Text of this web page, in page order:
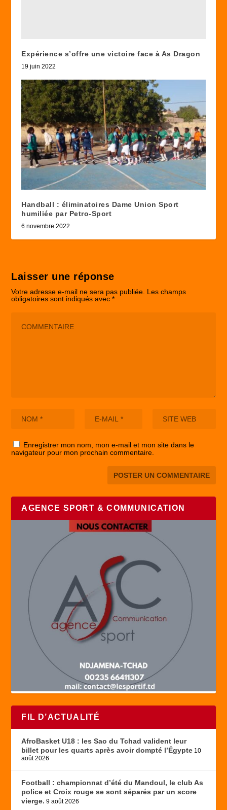
Expérience s’offre une victoire face à As Dragon
19 juin 2022
Handball : éliminatoires Dame Union Sport
humiliée par Petro-Sport
6 novembre 2022
Laisser une réponse
Votre adresse e-mail ne sera pas publiée. Les champs
obligatoires sont indiqués avec*
Enregistrer mon nom, mon e-mail et mon site dans le
navigateur pour mon prochain commentaire.
AGENCE SPORT & COMMUNICATION
FIL D’ACTUALITÉ
AfroBasket U18 : les Sao du Tchad valident leur
billet pour les quarts après avoir dompté l’Égypte 10
août 2026
Football : championnat d’été du Mandoul, le club As
police et Croix rouge se sont séparés par un score
vierge. 9 août 2026